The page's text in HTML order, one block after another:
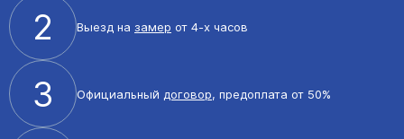
2 Выезд на замер от 4-х часов
3 Официальный договор, предоплата от 50%